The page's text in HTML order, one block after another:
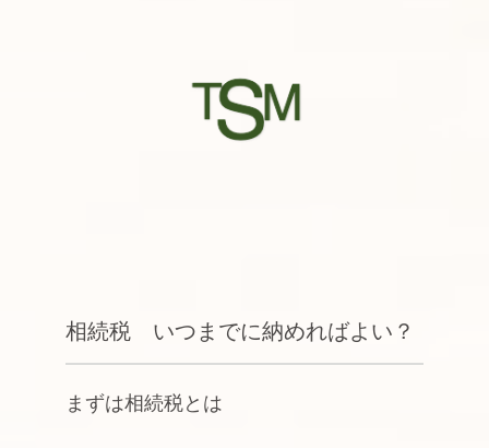
相続税 いつまでに納めればよい？
まずは相続税とは